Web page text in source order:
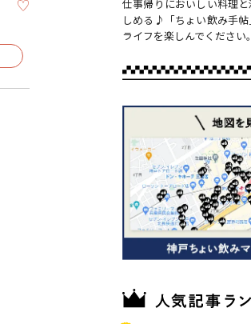
仕事帰りにおいしい料理
しめる♪「ちょい飲み手
ライフを楽しんでください。